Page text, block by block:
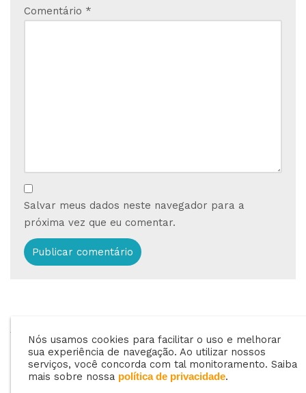
Comentário *
Salvar meus dados neste navegador para a
próxima vez que eu comentar.
ANTERIOR
Marketing Digital:
Qual a importância
para sua revenda?
Quais as melhores
estratégias para
vender o GLP
Nós usamos cookies para facilitar o uso e melhorar
sua experiência de navegação. Ao utilizar nossos
serviços, você concorda com tal monitoramento. Saiba
mais sobre nossa política de privacidade.